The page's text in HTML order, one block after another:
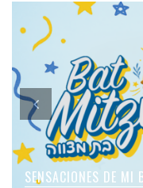
SENSACIONES DE MI
SENSACIONES DE
SENSACIONES DE
SENSACIONES DE
SENSACIONES